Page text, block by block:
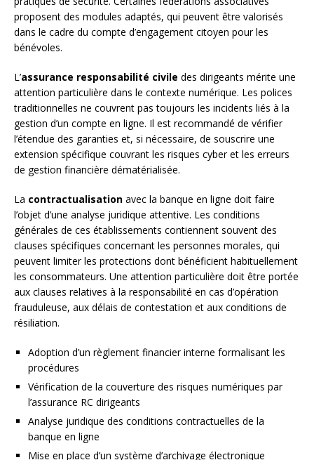
proposent des modules adaptés, qui peuvent être valorisés
dans le cadre du compte d’engagement citoyen pour les
bénévoles.
L’assurance responsabilité civile des dirigeants mérite une
attention particulière dans le contexte numérique. Les polices
traditionnelles ne couvrent pas toujours les incidents liés à la
gestion d’un compte en ligne. Il est recommandé de vérifier
l’étendue des garanties et, si nécessaire, de souscrire une
extension spécifique couvrant les risques cyber et les erreurs
de gestion financière dématérialisée.
La contractualisation avec la banque en ligne doit faire
l’objet d’une analyse juridique attentive. Les conditions
générales de ces établissements contiennent souvent des
clauses spécifiques concernant les personnes morales, qui
peuvent limiter les protections dont bénéficient habituellement
les consommateurs. Une attention particulière doit être portée
aux clauses relatives à la responsabilité en cas d’opération
frauduleuse, aux délais de contestation et aux conditions de
résiliation.
Adoption d’un règlement financier interne formalisant les
procédures
Vérification de la couverture des risques numériques par
l’assurance RC dirigeants
Analyse juridique des conditions contractuelles de la
banque en ligne
Mise en place d’un système d’archivage électronique